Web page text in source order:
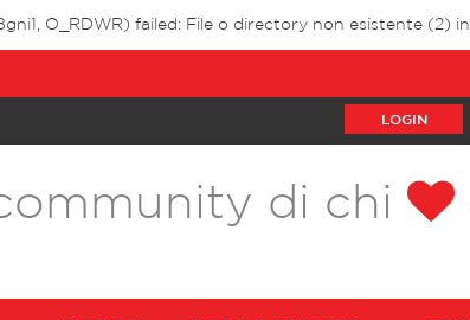
O_RDWR) failed: File o directory non esistente (2) in
LOGIN
di chi